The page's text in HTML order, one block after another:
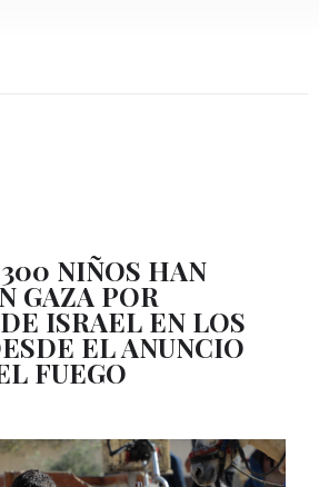
NIÑOS HAN
GAZA POR
ISRAEL EN LOS
EL ANUNCIO
FUEGO